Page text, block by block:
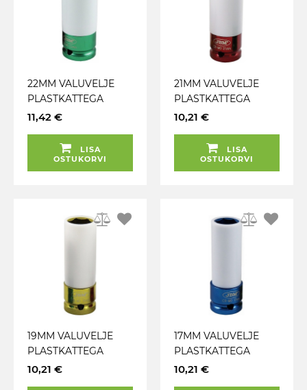
22MM VALUVELJE
PLASTKATTEGA
LÖÖKPADRUN 1 / 2"
11,42 €
LISA
OSTUKORVI
21MM VALUVELJE
PLASTKATTEGA
LÖÖKPADRUN 1 / 2"
10,21 €
LISA
OSTUKORVI
19MM VALUVELJE
PLASTKATTEGA
LÖÖKPADRUN 1 / 2"
10,21 €
17MM VALUVELJE
PLASTKATTEGA
LÖÖKPADRUN 1 / 2"
10,21 €